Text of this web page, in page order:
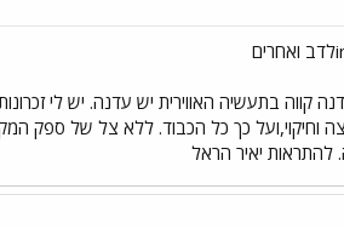
בתעשיה האווירית יש עדנה. יש לי
וחיקוי,ועל כך כל הכבוד. ללא צל של ספק
להתראות יאיר הראל